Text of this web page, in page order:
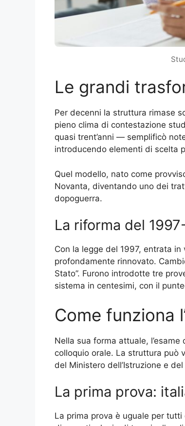
Le grandi
Per decenni la struttura rimase
pieno clima di contestazione
quasi trent’anni — semplificò
introducendo elementi di scelta
Quel modello, nato come
Novanta, diventando uno dei
dopoguerra.
La riforma del
Con la legge del 1997, entrata in
profondamente rinnovato.
Stato”. Furono introdotte tre
sistema in centesimi, con il
Come funziona
Nella sua forma attuale,
colloquio orale. La struttura può
del Ministero dell’Istruzione e
La prima prova:
La prima prova è uguale per